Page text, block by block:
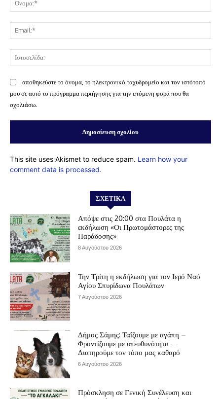
αποθηκεύστε το όνομα, το ηλεκτρονικό ταχυδρομείο και τον ιστότοπό
μου σε αυτό το πρόγραμμα περιήγησης για την επόμενη φορά που θα
σχολιάσω.
This site uses Akismet to reduce spam. Learn how your
comment data is processed.
ΣΧΕΤΙΚΆ
Απόψε στις 20:00 στα Πουλάτα η
εκδήλωση «Οι Πρωτομάστορες της
Παράδοσης»
8 Αυγούστου 2026
Την Τρίτη η εκδήλωση για τον Ιερό Ναό
Αγίου Σπυρίδωνα Πουλάτων
7 Αυγούστου 2026
Δήμος Σάμης: Ταΐζουμε με αγάπη –
Φροντίζουμε με υπευθυνότητα –
Διατηρούμε τον τόπο μας καθαρό
6 Αυγούστου 2026
Πρόσκληση σε Γενική Συνέλευση και